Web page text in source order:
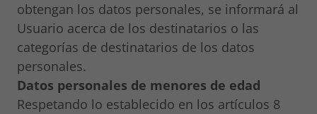
obtengan los datos personales, se informará al
Usuario acerca de los destinatarios o las
categorías de destinatarios de los datos
personales.
Datos personales de menores de edad
Respetando lo establecido en los artículos 8